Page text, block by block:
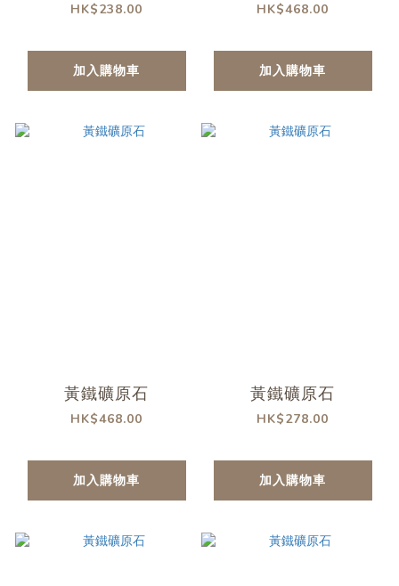
HK$238.00
加入購物車
HK$468.00
加入購物車
黃鐵礦原石
HK$468.00
加入購物車
黃鐵礦原石
HK$278.00
加入購物車